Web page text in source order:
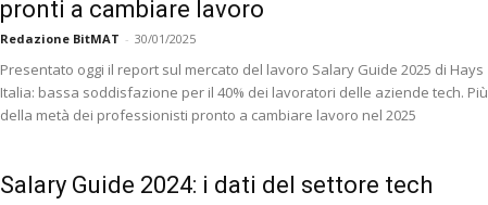
pronti a cambiare lavoro
Redazione BitMAT - 30/01/2025
Presentato oggi il report sul mercato del lavoro Salary Guide 2025 di Hays
Italia: bassa soddisfazione per il 40% dei lavoratori delle aziende tech. Più
della metà dei professionisti pronto a cambiare lavoro nel 2025
Salary Guide 2024: i dati del settore tech